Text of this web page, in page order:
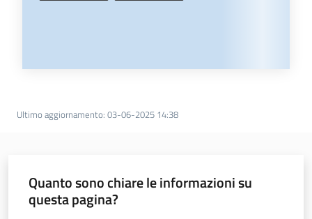
Ultimo aggiornamento: 03-06-2025 14:38
Quanto sono chiare le informazioni su
questa pagina?